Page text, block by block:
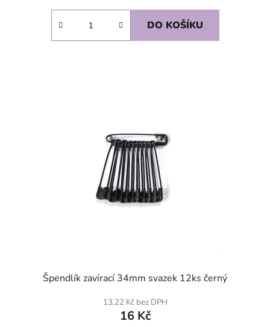
DO KOŠÍKU
Špendlík zavírací 34mm svazek 12ks černý
13,22 Kč bez DPH
16 Kč